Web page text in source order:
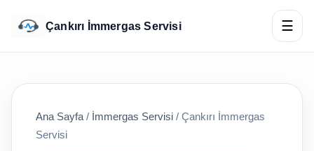
Çankırı İmmergas Servisi ☰
Ana Sayfa / İmmergas Servisi / Çankırı İmmergas
Servisi